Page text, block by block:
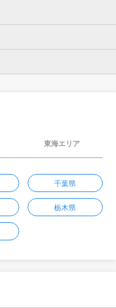
東海エリア
千葉県
栃木県